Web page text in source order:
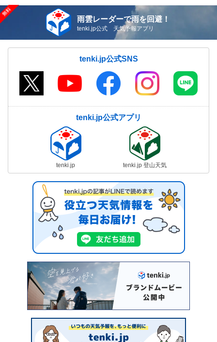
雨雲レーダーで雨を回避！
tenki.jp公式 天気予報アプリ
tenki.jp公式SNS
tenki.jp公式アプリ
tenki.jp tenki.jp 登山天気